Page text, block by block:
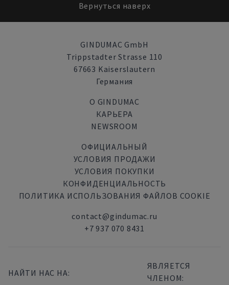
Вернуться наверх
GINDUMAC GmbH
Trippstadter Strasse 110
67663 Kaiserslautern
Германия
О GINDUMAC
КАРЬЕРА
NEWSROOM
ОФИЦИАЛЬНЫЙ
УСЛОВИЯ ПРОДАЖИ
УСЛОВИЯ ПОКУПКИ
КОНФИДЕНЦИАЛЬНОСТЬ
ПОЛИТИКА ИСПОЛЬЗОВАНИЯ ФАЙЛОВ COOKIE
contact@gindumac.ru
+7 937 070 8431
НАЙТИ НАС НА:
ЯВЛЯЕТСЯ
ЧЛЕНОМ: